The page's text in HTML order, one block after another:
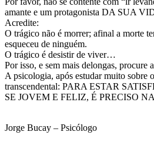
amante e um protagonista DA SUA
Acredite:
O trágico não é morrer; afinal a morte
esqueceu de ninguém.
O trágico é desistir de viver…
Por isso, e sem mais delongas, procure
A psicologia, após estudar muito sobre
transcendental: PARA ESTAR
SE JOVEM E FELIZ, É PRECISO
Jorge Bucay – Psicólogo